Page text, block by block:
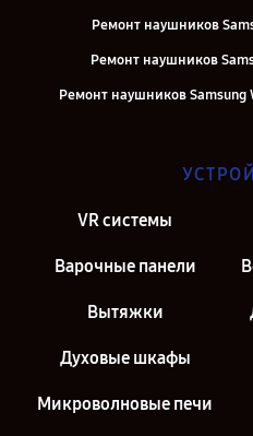
Ремонт наушников
Ремонт наушников
Ремонт наушников Samsung
VR системы
Варочные панели
Вытяжки
Духовые шкафы
Микроволновые печи